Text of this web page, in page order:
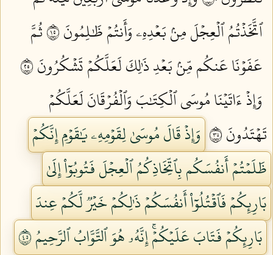
ٱتَّخَذۡتُمُ ٱلۡعِجۡلَ مِنۢ بَعۡدِهِۦ وَأَنتُمۡ ظَٰلِمُونَ ٥١
ثُمَّ
عَفَوۡنَا عَنكُم مِّنۢ بَعۡدِ ذَٰلِكَ لَعَلَّكُمۡ تَشۡكُرُونَ ٥٢
وَإِذۡ ءَاتَيۡنَا مُوسَى ٱلۡكِتَٰبَ وَٱلۡفُرۡقَانَ لَعَلَّكُمۡ
تَهۡتَدُونَ ٥٣
وَإِذۡ قَالَ مُوسَىٰ لِقَوۡمِهِۦ يَٰقَوۡمِ إِنَّكُمۡ
ظَلَمۡتُمۡ أَنفُسَكُم بِٱتِّخَاذِكُمُ ٱلۡعِجۡلَ فَتُوبُوٓاْ إِلَىٰ
بَارِئِكُمۡ فَٱقۡتُلُوٓاْ أَنفُسَكُمۡ ذَٰلِكُمۡ خَيۡرٞ لَّكُمۡ عِندَ
بَارِئِكُمۡ فَتَابَ عَلَيۡكُمۡۚ إِنَّهُۥ هُوَ ٱلتَّوَّابُ ٱلرَّحِيمُ ٥٤